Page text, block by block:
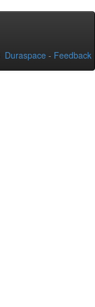
Duraspace - Feedback